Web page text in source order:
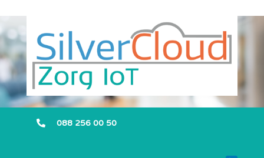
 088 256 00 50